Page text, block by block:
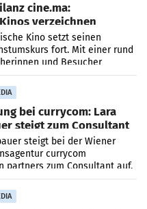
cine.ma:
verzeichnen
mehr
Kino setzt seinen
fort. Mit einer rund
und Besucher
im ersten Halbjahr
dem
bei currycom: Lara
steigt zum Consultant
steigt bei der Wiener
currycom
partners zum Consultant auf.
betreut Kundinnen
Bereichen